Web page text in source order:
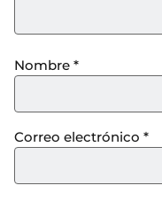
Nombre *
Correo electrónico *